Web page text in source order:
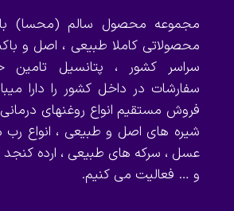
مجموعه محصول سالم (محسا) با
محصولاتی کاملا طبیعی ، اصل و
سراسر کشور ، پتانسیل تامین
سفارشات در داخل کشور را دارا
فروش مستقیم انواع روغنهای درمانی
شیره های اصل و طبیعی ، انواع رب
عسل ، سرکه های طبیعی ، ارده کنجد ،
و … فعالیت می کنیم.